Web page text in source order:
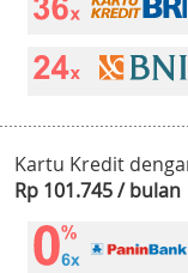
Kartu Kredit
Rp 101.745 / bulan